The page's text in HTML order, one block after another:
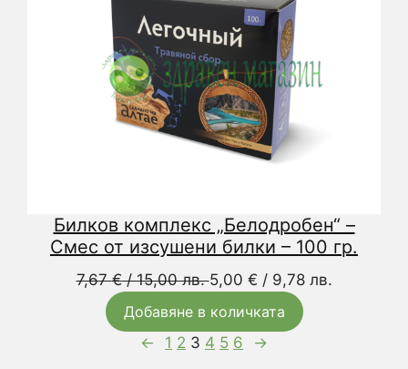
Билков комплекс „Белодробен“ –
Смес от изсушени билки – 100 гр.
7,67€/ 15,00 лв.Original
7,67 €
5,00 € / 9,78 лв.Текущата
Добавяне в количката
←
1 2 3 4 5 6 →